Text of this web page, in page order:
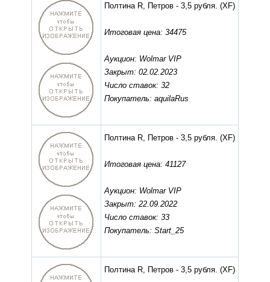
Полтина R, Петров - 3,5 рубля. (XF)
Итоговая цена: 34475
Аукцион: Wolmar VIP
Закрыт: 02.02.2023
Число ставок: 32
Покупатель: aquilaRus
Полтина R, Петров - 3,5 рубля. (XF)
Итоговая цена: 41127
Аукцион: Wolmar VIP
Закрыт: 22.09.2022
Число ставок: 33
Покупатель: Start_25
Полтина R, Петров - 3,5 рубля. (XF)